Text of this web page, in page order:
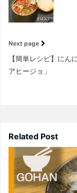
Next page
【簡単レシピ】にん
アヒージョ」
Related Post